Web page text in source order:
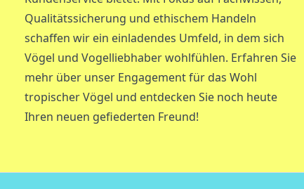
Qualitätssicherung und ethischem Handeln
schaffen wir ein einladendes Umfeld, in dem sich
Vögel und Vogelliebhaber wohlfühlen. Erfahren Sie
mehr über unser Engagement für das Wohl
tropischer Vögel und entdecken Sie noch heute
Ihren neuen gefiederten Freund!